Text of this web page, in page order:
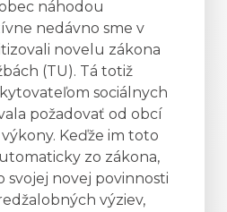
náhodou
nedávno sme v
novelu zákona
(TU). Tá totiž
sociálnych
požadovať od obcí
Keďže im toto
zo zákona,
svojej novej povinnosti
výziev,